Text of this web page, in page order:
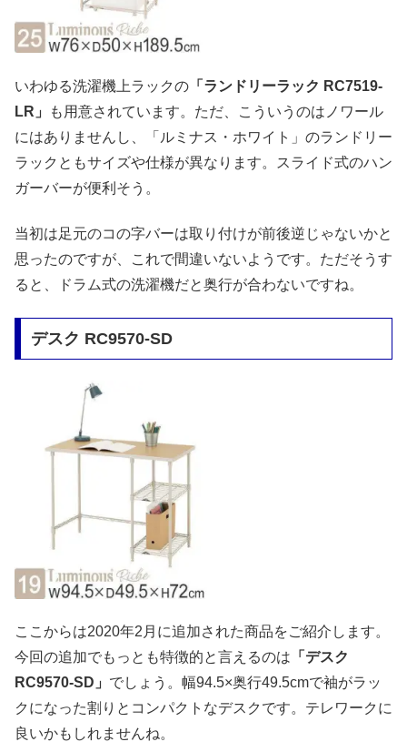
いわゆる洗濯機上ラックの 「ランドリーラック RC7519-
LR」
も用意されています。ただ、こういうのはノワール
にはありませんし、「ルミナス・ホワイト」のランドリー
ラックともサイズや仕様が異なります。スライド式のハン
ガーバーが便利そう。
当初は足元のコの字バーは取り付けが前後逆じゃないかと
思ったのですが、これで間違いないようです。ただそうす
ると、ドラム式の洗濯機だと奥行が合わないですね。
デスク RC9570-SD
ここからは2020年2月に追加された商品をご紹介します。
今回の追加でもっとも特徴的と言えるのは 「デスク
RC9570-SD」 でしょう。幅94.5×奥行49.5cmで袖がラッ
クになった割りとコンパクトなデスクです。テレワークに
良いかもしれませんね。